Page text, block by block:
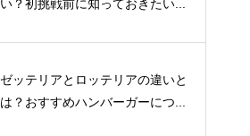
い？初挑戦前に知っておきたい...
ゼッテリアとロッテリアの違いと
は？おすすめハンバーガーにつ...